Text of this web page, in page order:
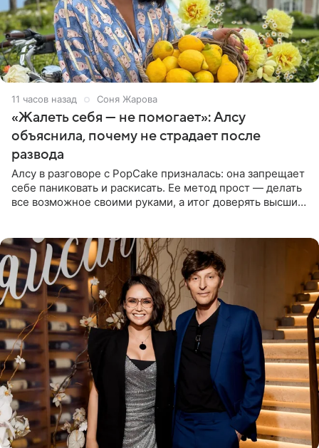
11 часов назад Соня Жарова
«Жалеть себя — не помогает»: Алсу
объяснила, почему не страдает после
развода
Алсу в разговоре с PopCake призналась: она запрещает
себе паниковать и раскисать. Ее метод прост — делать
все возможное своими руками, а итог доверять высшим